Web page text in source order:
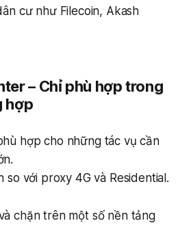
cư như Filecoin, Akash
– Chỉ phù hợp trong
hợp
hợp cho những tác vụ cần
so với proxy 4G và Residential.
chặn trên một số nền tảng